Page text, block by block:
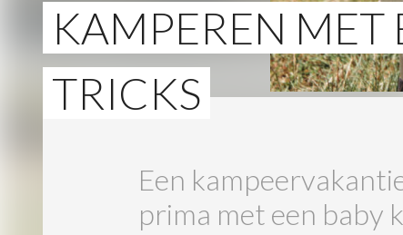
KAMPEREN MET
TRICKS
Een
prima met een baby